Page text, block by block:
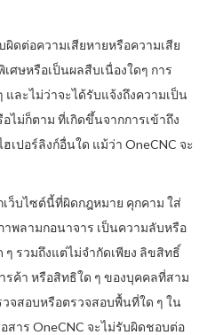
ดต่อความเสียหายหรือความเสีย
ศษหรือเป็นผลสืบเนื่องใดๆ การ
ละไม่ว่าจะได้รับแจ้งถึงความเป็น
ไม่ก็ตาม ที่เกิดขึ้นจากการเข้าถึง
เปอร์ลิงก์อื่นใด แม้ว่า OneCNC จะ
ว็บไซต์นี้ที่ผิดกฎหมาย คุกคาม ใส่
พลามกอนาจาร เป็นความลับหรือ
ๆ รวมถึงแต่ไม่จำกัดเพียง ลิขสิทธิ์
รค้า หรือสิทธิใด ๆ ของบุคคลที่สาม
จสอบหรือตรวจสอบพื้นที่ใด ๆ ใน
าร OneCNC จะไม่รับผิดชอบต่อ